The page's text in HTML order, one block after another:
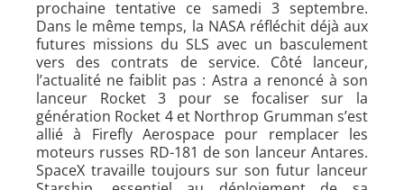
prochaine tentative ce samedi 3 septembre.
Dans le même temps, la NASA réfléchit déjà aux
futures missions du SLS avec un basculement
vers des contrats de service. Côté lanceur,
l’actualité ne faiblit pas : Astra a renoncé à son
lanceur Rocket 3 pour se focaliser sur la
génération Rocket 4 et Northrop Grumman s’est
allié à Firefly Aerospace pour remplacer les
moteurs russes RD-181 de son lanceur Antares.
SpaceX travaille toujours sur son futur lanceur